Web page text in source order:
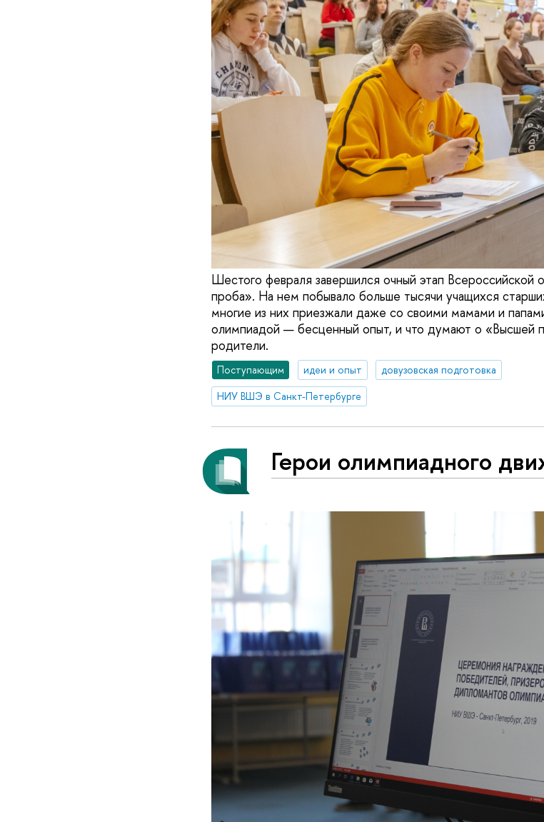
Шестого февраля завершился очный этап Всероссийской
проба». На нем побывало больше тысячи учащихся
многие из них приезжали даже со своими мамами и
олимпиадой — бесценный опыт, и что думают о «Высшей
родители.
Поступающим идеи и опыт
довузовская подготовка
НИУ ВШЭ в Санкт-Петербурге
Герои олимпиадного